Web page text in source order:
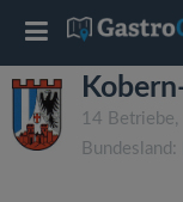
14
Bundesland:
T
o